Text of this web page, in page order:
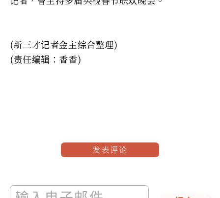
(新三才记者金主综合整理)
(责任编辑：香香)
发表评论